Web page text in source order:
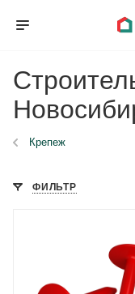
Крепеж
ФИЛЬТР